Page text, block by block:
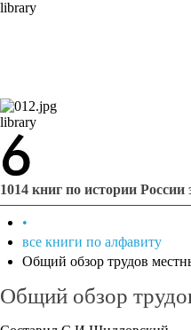
library
library
1014 книг по истории
•
все книги по алфавиту
Общий обзор трудов
Общий обзор